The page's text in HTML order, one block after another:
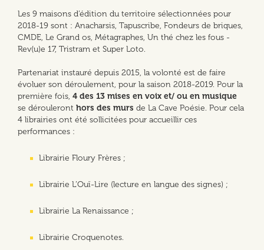
Les 9 maisons d’édition du territoire sélectionnées pour
2018-19 sont : Anacharsis, Tapuscribe, Fondeurs de briques,
CMDE, Le Grand os, Métagraphes, Un thé chez les fous -
Rev(u)e 17, Tristram et Super Loto.
Partenariat instauré depuis 2015, la volonté est de faire
évoluer son déroulement, pour la saison 2018-2019. Pour la
première fois, 4 des 13 mises en voix et/ ou en musique
se dérouleront hors des murs de La Cave Poésie. Pour cela
4 librairies ont été sollicitées pour accueillir ces
performances :
Librairie Floury Frères ;
Librairie L’Ouï-Lire (lecture en langue des signes) ;
Librairie La Renaissance ;
Librairie Croquenotes.